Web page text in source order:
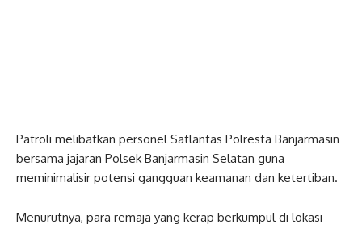
Patroli melibatkan personel Satlantas Polresta Banjarmasin
bersama jajaran Polsek Banjarmasin Selatan guna
meminimalisir potensi gangguan keamanan dan ketertiban.
Menurutnya, para remaja yang kerap berkumpul di lokasi